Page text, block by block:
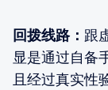
回拨线路： 跟
显是通过自备
且经过真实性